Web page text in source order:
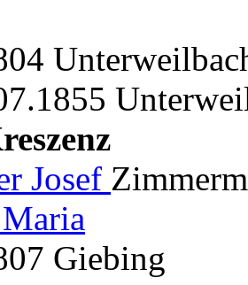
Josef
Giebing